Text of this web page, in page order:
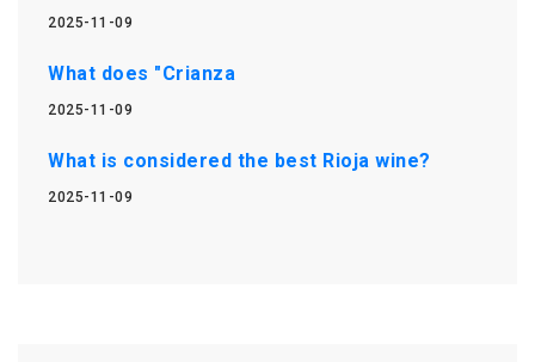
2025-11-09
What does "Crianza
2025-11-09
What is considered the best Rioja wine?
2025-11-09